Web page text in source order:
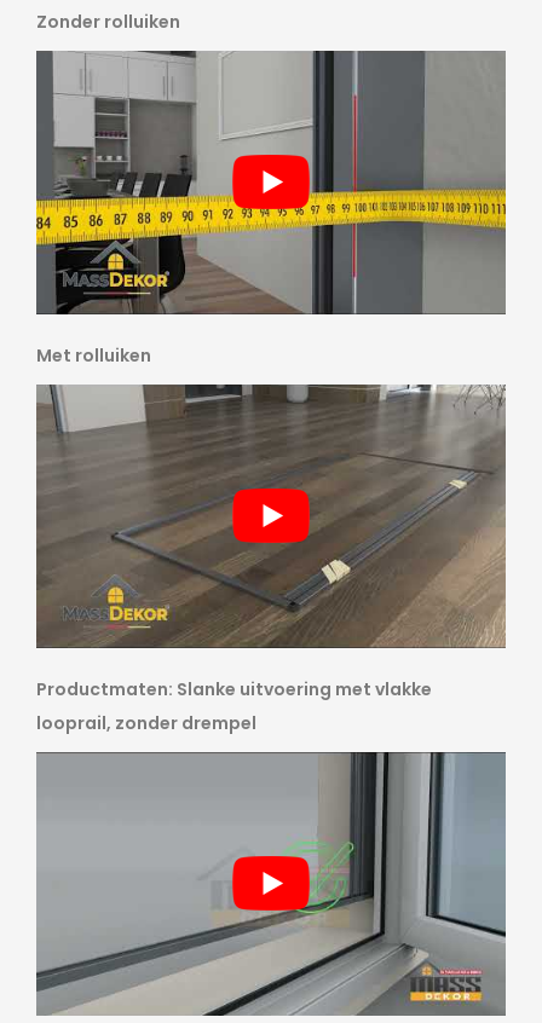
Zonder rolluiken
Met rolluiken
Productmaten: Slanke uitvoering met vlakke
looprail, zonder drempel